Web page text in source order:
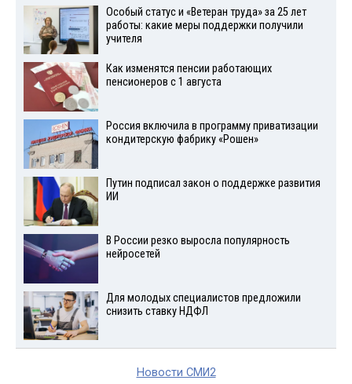
Особый статус и «Ветеран труда» за 25 лет
работы: какие меры поддержки получили
учителя
Как изменятся пенсии работающих
пенсионеров с 1 августа
Россия включила в программу приватизации
кондитерскую фабрику «Рошен»
Путин подписал закон о поддержке развития
ИИ
В России резко выросла популярность
нейросетей
Для молодых специалистов предложили
снизить ставку НДФЛ
Новости СМИ2